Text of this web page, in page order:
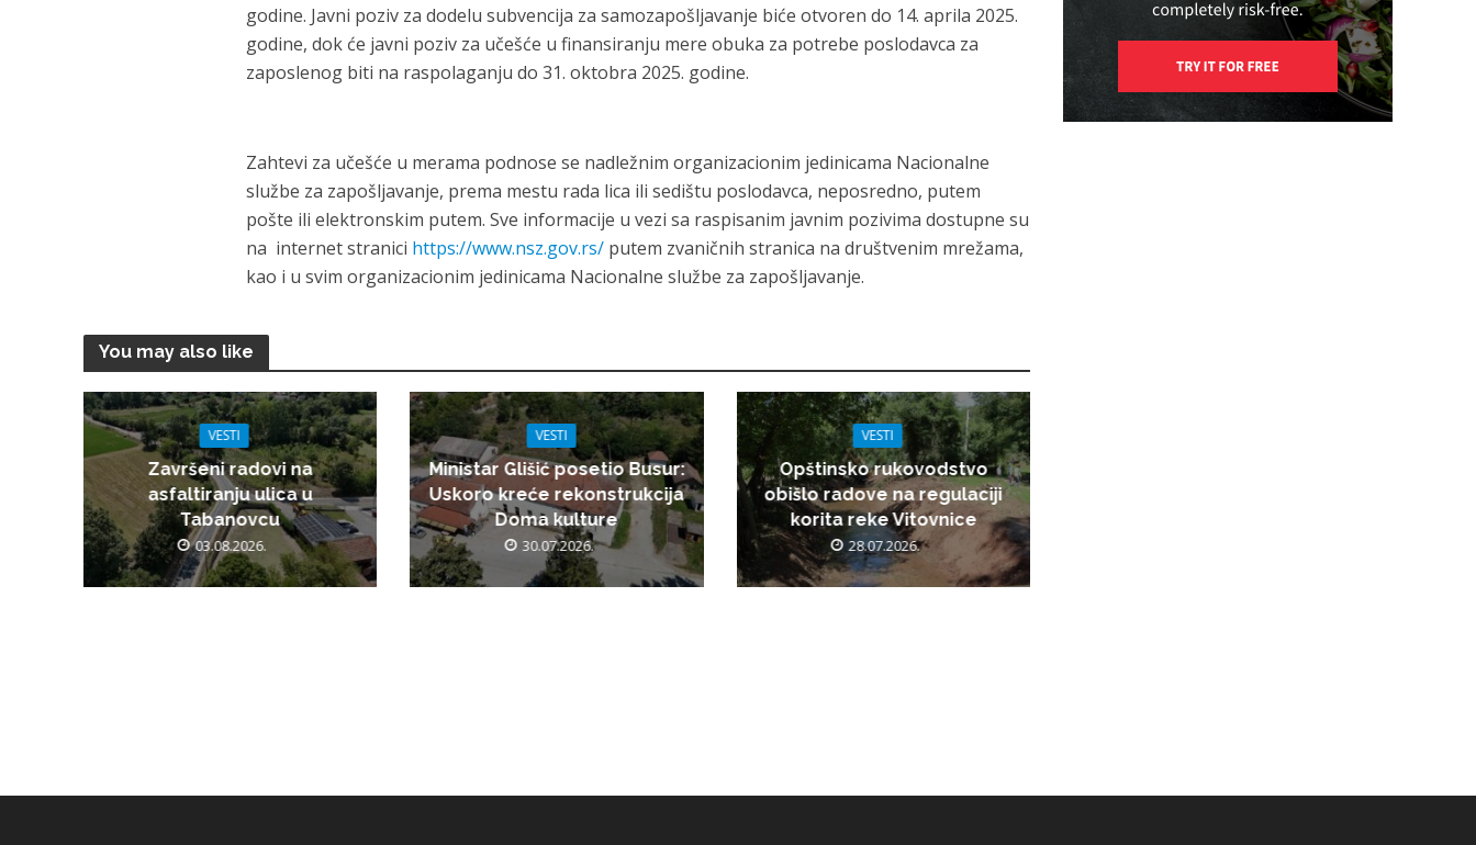
godine. Javni poziv za dodelu subvencija za samozapošljavanje biće otvoren do 14. aprila 2025.
godine, dok će javni poziv za učešće u finansiranju mere obuka za potrebe poslodavca za
zaposlenog biti na raspolaganju do 31. oktobra 2025. godine.
Zahtevi za učešće u merama podnose se nadležnim organizacionim jedinicama Nacionalne
službe za zapošljavanje, prema mestu rada lica ili sedištu poslodavca, neposredno, putem
pošte ili elektronskim putem. Sve informacije u vezi sa raspisanim javnim pozivima dostupne su
na internet stranici https://www.nsz.gov.rs/ putem zvaničnih stranica na društvenim mrežama,
kao i u svim organizacionim jedinicama Nacionalne službe za zapošljavanje.
You may also like
VESTI
Završeni radovi na
asfaltiranju ulica u
Tabanovcu
03.08.2026.
VESTI
Ministar Glišić posetio Busur:
Uskoro kreće rekonstrukcija
Doma kulture
30.07.2026.
VESTI
Opštinsko rukovodstvo
obišlo radove na regulaciji
korita reke Vitovnice
28.07.2026.